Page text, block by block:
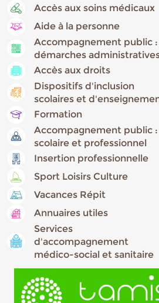
Accès aux soins médicaux
Aide à la personne
Accompagnement public :
démarches
Accès aux droits
Dispositifs d'inclusion
scolaires et
Formation
Accompagnement public :
scolaire et professionnel
Insertion professionnelle
Sport Loisirs Culture
Vacances Répit
Annuaires utiles
Services
d'accompagnement
médico-social et sanitaire